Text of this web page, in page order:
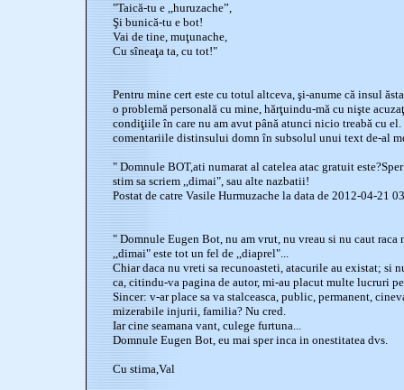
"Taică-tu e ,,huruzache”,
Şi bunică-tu e bot!
Vai de tine, muţunache,
Cu sîneaţa ta, cu tot!"
Pentru mine cert este cu totul altceva, şi-anume că insul
o problemă personală cu mine, hărţuindu-mă cu nişte
condiţiile în care nu am avut până atunci nicio treabă cu el.
comentariile distinsului domn în subsolul unui text de-al
" Domnule BOT,ati numarat al catelea atac gratuit
stim sa scriem ,,dimai", sau alte nazbatii!
Postat de catre Vasile Hurmuzache la data de 2012-04-21
" Domnule Eugen Bot, nu am vrut, nu vreau si nu caut
,,dimai" este tot un fel de ,,diaprel"...
Chiar daca nu vreti sa recunoasteti, atacurile au existat; si
ca, citindu-va pagina de autor, mi-au placut multe lucruri
Sincer: v-ar place sa va stalceasca, public, permanent,
mizerabile injurii, familia? Nu cred.
Iar cine seamana vant, culege furtuna...
Domnule Eugen Bot, eu mai sper inca in onestitatea dvs.
Cu stima,Val